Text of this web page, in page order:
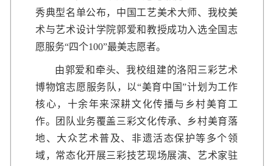
秀典型名单公布，中国工艺美术大师、我校美
术与艺术设计学院郭爱和教授成功入选全国志
愿服务“四个100”最美志愿者。
由郭爱和牵头、我校组建的洛阳三彩艺术
博物馆志愿服务队，以“美育中国”计划为工作
核心，十余年来深耕文化传播与乡村美育工
作。团队业务覆盖三彩文化传承、乡村美育落
地、大众艺术普及、非遗活态保护等多个领
域，常态化开展三彩技艺现场展演、艺术家驻